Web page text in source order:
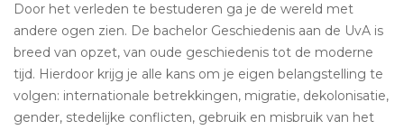
Door het verleden te bestuderen ga je de wereld met
andere ogen zien. De bachelor Geschiedenis aan de UvA is
breed van opzet, van oude geschiedenis tot de moderne
tijd. Hierdoor krijg je alle kans om je eigen belangstelling te
volgen: internationale betrekkingen, migratie, dekolonisatie,
gender, stedelijke conflicten, gebruik en misbruik van het